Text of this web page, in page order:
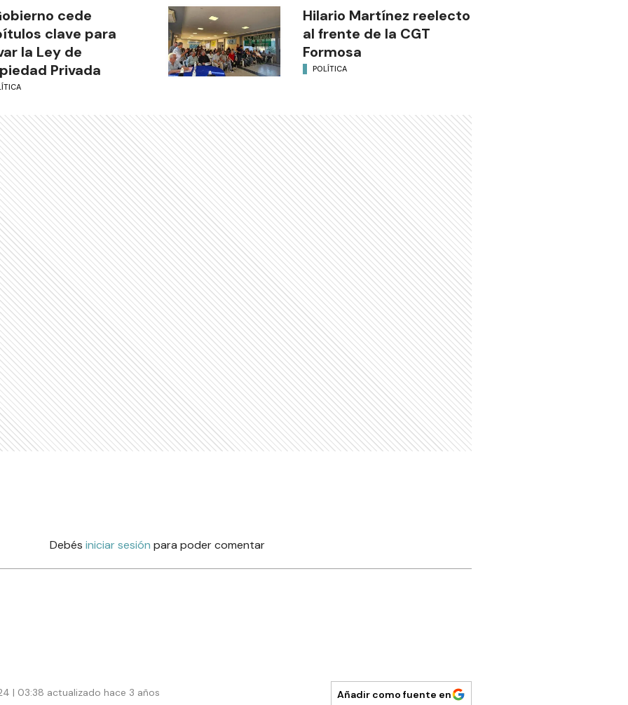
cede
clave para
la Ley de
Privada
Hilario Martínez reelecto
al frente de la CGT
Formosa
POLÍTICA
Debés iniciar sesión para poder comentar
| 03:38 actualizado hace 3 años Añadir como fuente en